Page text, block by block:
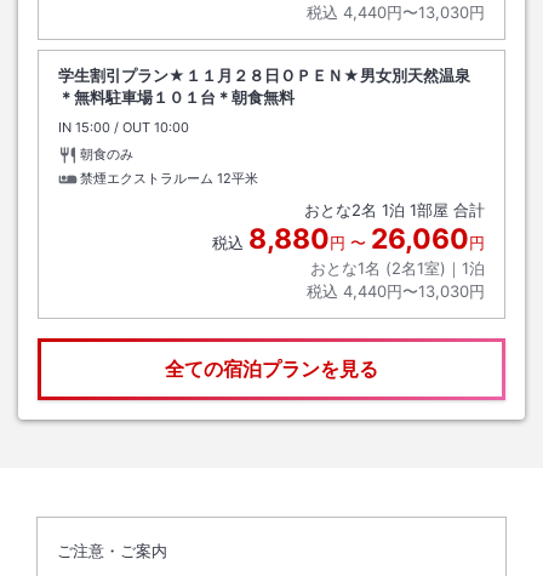
税込 4,440円〜13,030円
学生割引プラン★１１月２８日ＯＰＥＮ★男女別天然温泉
＊無料駐車場１０１台＊朝食無料
IN チェックイン
15:00 / OUT チェックアウト
10:00
朝食のみ
禁煙エクストラルーム 12平米
おとな2名 1泊 1部屋 合計
税込 8,880円 〜 26,060円
おとな1名 (2名1室)｜ 1泊
税込 4,440円〜13,030円
全ての宿泊プランを見る
ご注意・ご案内